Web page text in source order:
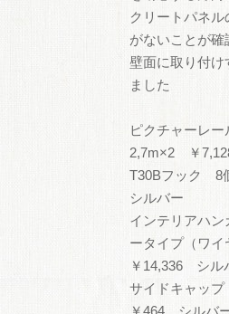
クリートパネル
がないことが
壁面に取り付け
ました
ピクチャーレ
2,7m×2 ￥
T30Bフック
シルバー
インテリアハ
ータイプ（ワ
￥14,336 シル
サイドキャッ